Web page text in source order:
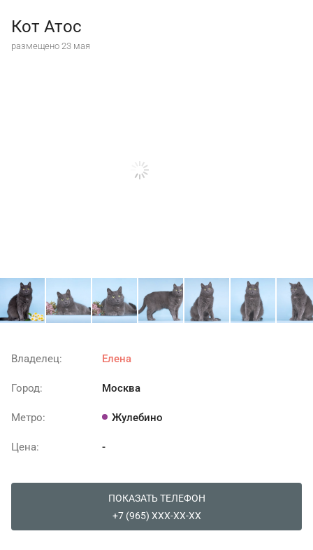
Кот Атос
размещено 23 мая
Владелец: Елена
Город: Москва
Метро: Жулебино
Цена: -
ПОКАЗАТЬ ТЕЛЕФОН
+7 (965) XXX-XX-XX